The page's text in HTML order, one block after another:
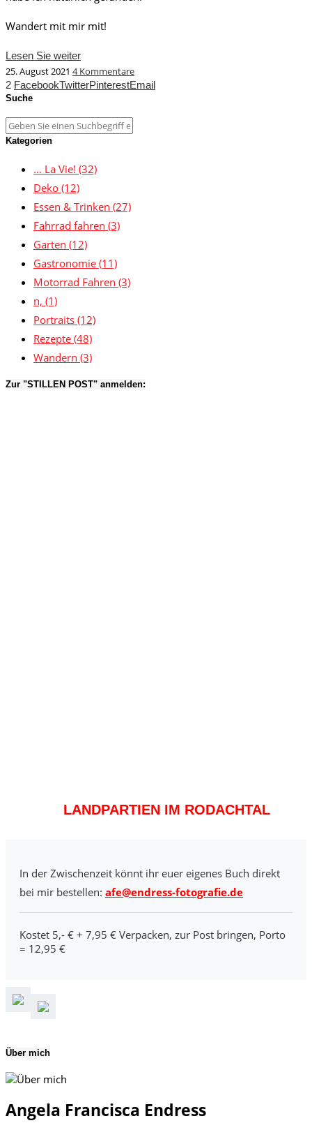
Wandert mit mir mit!
Lesen Sie weiter
25. August 2021 4 Kommentare
2 FacebookTwitterPinterestEmail
Suche
Kategorien
… La Vie! (32)
Deko (12)
Essen & Trinken (27)
Fahrrad fahren (3)
Garten (12)
Gastronomie (11)
Motorrad Fahren (3)
n, (1)
Portraits (12)
Rezepte (48)
Wandern (3)
Zur "STILLEN POST" anmelden:
LANDPARTIEN IM RODACHTAL
In der Zwischenzeit könnt ihr euer eigenes Buch direkt
bei mir bestellen: afe@endress-fotografie.de
Kostet 5,- € + 7,95 € Verpacken, zur Post bringen, Porto
= 12,95 €
Über mich
Angela Francisca Endress